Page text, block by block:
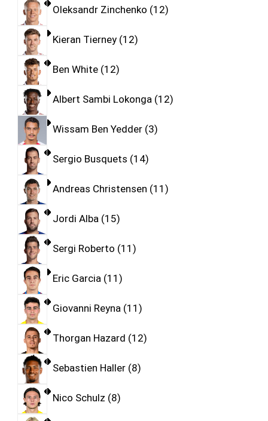
Oleksandr Zinchenko 12
Kieran Tierney 12
Ben White 12
Albert Sambi Lokonga 12
Wissam Ben Yedder 3
Sergio Busquets 14
Andreas Christensen 11
Jordi Alba 15
Sergi Roberto 11
Eric Garcia 11
Giovanni Reyna 11
Thorgan Hazard 12
Sebastien Haller 8
Nico Schulz 8